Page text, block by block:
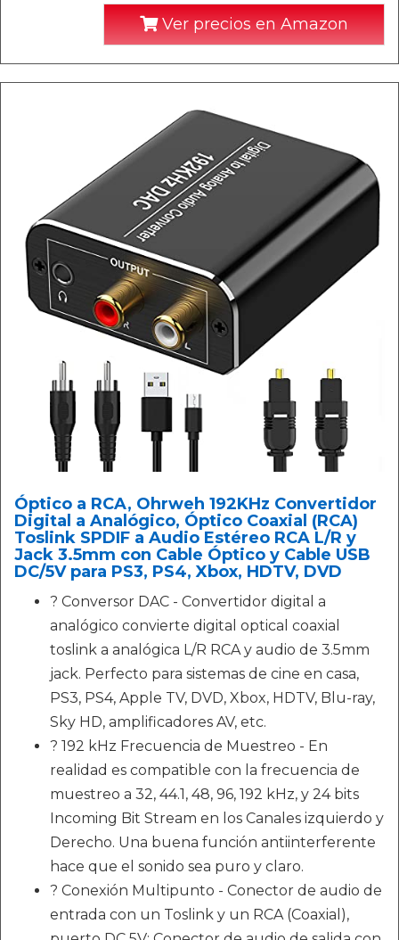
Ver precios en Amazon
Óptico a RCA, Ohrweh 192KHz Convertidor
Digital a Analógico, Óptico Coaxial (RCA)
Toslink SPDIF a Audio Estéreo RCA L/R y
Jack 3.5mm con Cable Óptico y Cable USB
DC/5V para PS3, PS4, Xbox, HDTV, DVD
? Conversor DAC - Convertidor digital a
analógico convierte digital optical coaxial
toslink a analógica L/R RCA y audio de 3.5mm
jack. Perfecto para sistemas de cine en casa,
PS3, PS4, Apple TV, DVD, Xbox, HDTV, Blu-ray,
Sky HD, amplificadores AV, etc.
? 192 kHz Frecuencia de Muestreo - En
realidad es compatible con la frecuencia de
muestreo a 32, 44.1, 48, 96, 192 kHz, y 24 bits
Incoming Bit Stream en los Canales izquierdo y
Derecho. Una buena función antiinterferente
hace que el sonido sea puro y claro.
? Conexión Multipunto - Conector de audio de
entrada con un Toslink y un RCA (Coaxial),